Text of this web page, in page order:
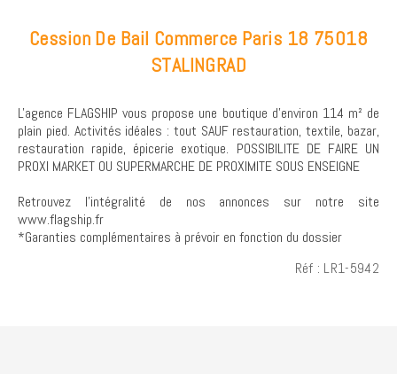
Cession De Bail Commerce Paris 18 75018
STALINGRAD
L'agence FLAGSHIP vous propose une boutique d'environ 114 m² de
plain pied. Activités idéales : tout SAUF restauration, textile, bazar,
restauration rapide, épicerie exotique. POSSIBILITE DE FAIRE UN
PROXI MARKET OU SUPERMARCHE DE PROXIMITE SOUS ENSEIGNE
Retrouvez l’intégralité de nos annonces sur notre site
www.flagship.fr
*Garanties complémentaires à prévoir en fonction du dossier
Réf : LR1-5942